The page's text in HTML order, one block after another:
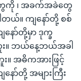
ေကို ၊ အခက်အခဲတွေ
ယ်။ ကျနော်တို့ စစ်
နော်တို့မှာ ဒုက္ခ
း။ ဘယ်နေ့ဘယ်အခါ
။ အဓိကအားဖြင့်
နော်တို့ အများကြီး